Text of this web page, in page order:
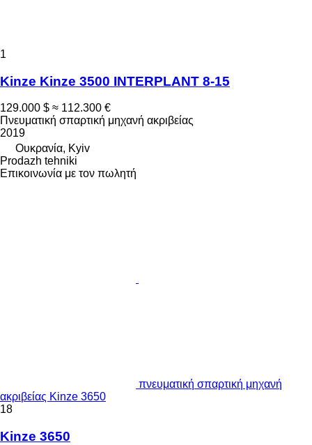
1
Kinze Kinze 3500 INTERPLANT 8-15
129.000 $ ≈ 112.300 €
Πνευματική σπαρτική μηχανή ακριβείας
2019
Ουκρανία, Kyiv
Prodazh tehniki
Επικοινωνία με τον πωλητή
πνευματική σπαρτική μηχανή
ακριβείας Kinze 3650
18
Kinze 3650